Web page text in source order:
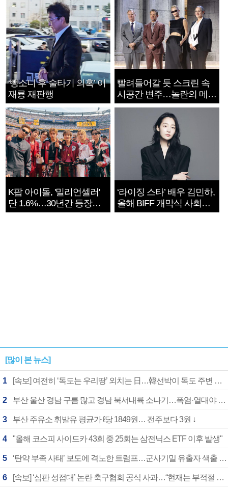
‘뺑소니 후 술타기 의혹’ 이
재룡 재판행
빨려들어갈 듯 스크린 속
시공간 변주…놀란의 메시
지는 ‘전쟁 속죄’
K팝 아이돌, '밀리언셀러'
단 1.6%…30년간 등장
1182개팀 전수조사
‘라이징 스타’ 배우 김민하,
올해 BIFF 개막식 사회자
확정
[많이 본 뉴스]
1 [속보] 여전히 ‘독도는 우리땅’ 외치는 日…韓선박이 독도 주변 해양조사 활동하자 반발
2 부산 울산 경남 구름 많고 경남 북서내륙 소나기…폭염·열대야 계속
3 부산 주유소 휘발유 평균가 ℓ당 1849원… 전주보다 3원 ↓
4 "올해 코스피 사이드카 43회 중 25회는 삼전닉스 ETF 이후 발생"
5 ‘탄약 부족 사태’ 보도에 격노한 트럼프…군사기밀 유출자 색출 지시
6 [속보] ‘심판 성접대’ 논란 축구협회 공식 사과…“현재는 부적절 행위 없어”